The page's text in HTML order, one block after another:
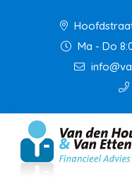
Ma - Do